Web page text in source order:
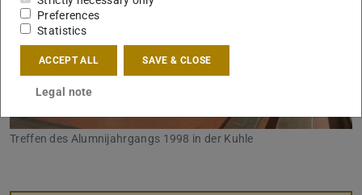
Treffen des Alumnijahrgangs 1998 in der Kuhle
Preferences
Statistics
ACCEPT ALL SAVE & CLOSE
Legal note